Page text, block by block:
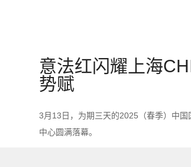
意法红闪耀上海
势赋
3月13日，为期三天的2025（春季）中
中心圆满落幕。